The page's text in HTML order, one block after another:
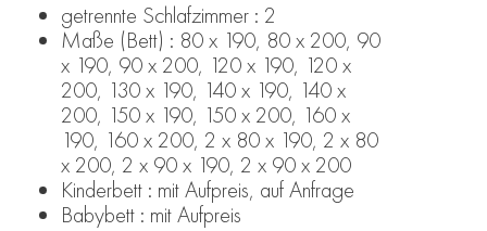
getrennte Schlafzimmer : 2
Maße (Bett) : 80 x 190, 80 x 200, 90
x 190, 90 x 200, 120 x 190, 120 x
200, 130 x 190, 140 x 190, 140 x
200, 150 x 190, 150 x 200, 160 x
190, 160 x 200, 2 x 80 x 190, 2 x 80
x 200, 2 x 90 x 190, 2 x 90 x 200
Kinderbett : mit Aufpreis, auf Anfrage
Babybett : mit Aufpreis